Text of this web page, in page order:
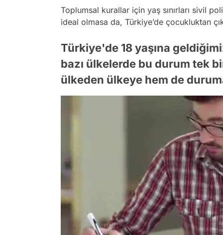
Toplumsal kurallar için yaş sınırları sivil
ideal olmasa da, Türkiye’de çocukluktan
Türkiye'de 18 yaşına
bazı ülkelerde bu durum tek
ülkeden ülkeye hem de